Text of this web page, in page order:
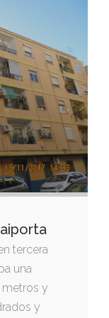
terrado de
de
linda: por
calle de
de
con otro
en
por el
tercera
una
y
y